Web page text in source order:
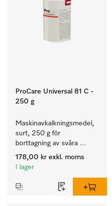
ProCare Universal 81 C -
250 g
Maskinavkalkningsmedel,
surt, 250 g för
borttagning av svåra
kalkavlagringar.
178,00 kr exkl. moms
I lager